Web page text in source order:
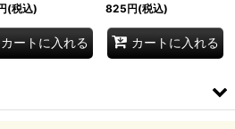
(税込)
カートに入れる
825円(税込)
カートに入れる